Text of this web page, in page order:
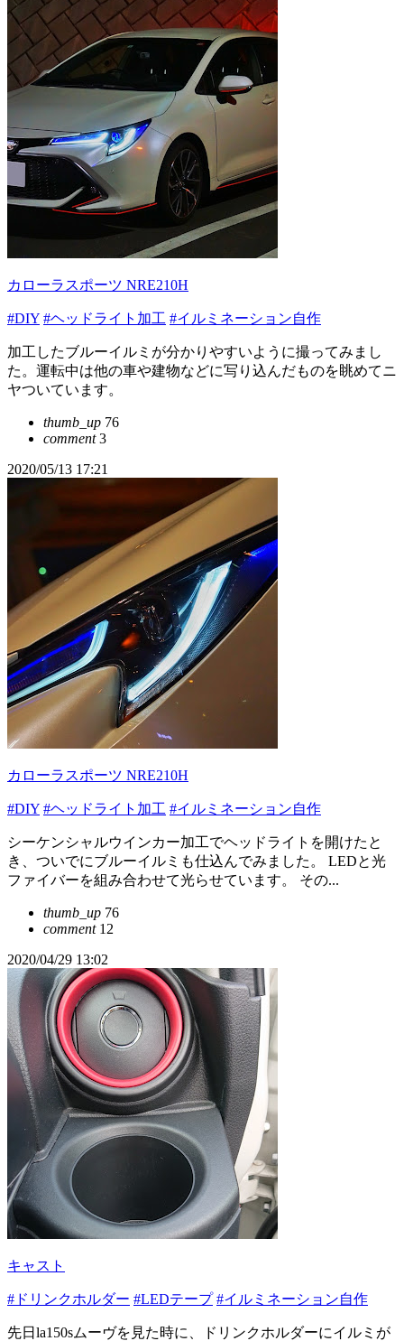
カローラスポーツ NRE210H
#DIY #ヘッドライト加工 #イルミネーション自作
加工したブルーイルミが分かりやすいように撮ってみまし
た。運転中は他の車や建物などに写り込んだものを眺めてニ
ヤついています。
thumb_up 76
comment3
2020/05/13 17:21
カローラスポーツ NRE210H
#DIY #ヘッドライト加工 #イルミネーション自作
シーケンシャルウインカー加工でヘッドライトを開けたと
き、ついでにブルーイルミも仕込んでみました。 LEDと光
ファイバーを組み合わせて光らせています。 その...
thumb_up 76
comment12
2020/04/29 13:02
キャスト
#ドリンクホルダー #LEDテープ #イルミネーション自作
先日la150sムーヴを見た時に、ドリンクホルダーにイルミが